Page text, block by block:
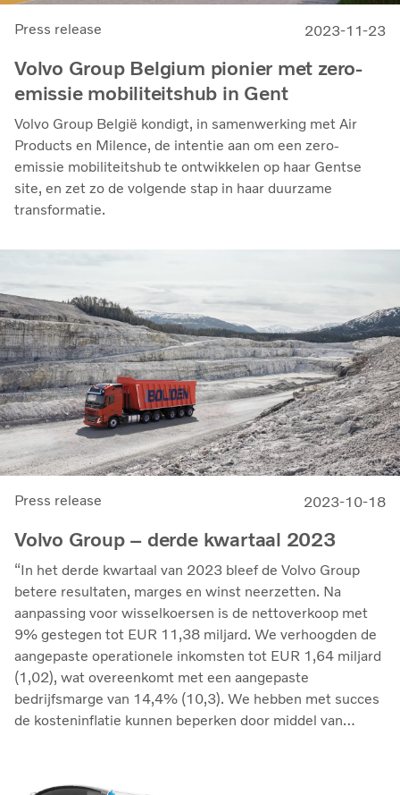
Press release 2023-11-23
Volvo Group Belgium pionier met zero-
emissie mobiliteitshub in Gent
Volvo Group België kondigt, in samenwerking met Air
Products en Milence, de intentie aan om een zero-
emissie mobiliteitshub te ontwikkelen op haar Gentse
site, en zet zo de volgende stap in haar duurzame
transformatie.
Press release 2023-10-18
Volvo Group – derde kwartaal 2023
“In het derde kwartaal van 2023 bleef de Volvo Group
betere resultaten, marges en winst neerzetten. Na
aanpassing voor wisselkoersen is de nettoverkoop met
9% gestegen tot EUR 11,38 miljard. We verhoogden de
aangepaste operationele inkomsten tot EUR 1,64 miljard
(1,02), wat overeenkomt met een aangepaste
bedrijfsmarge van 14,4% (10,3). We hebben met succes
de kosteninflatie kunnen beperken door middel van
rendement op geïnvesteerd vermogen steeg tot 33,7%